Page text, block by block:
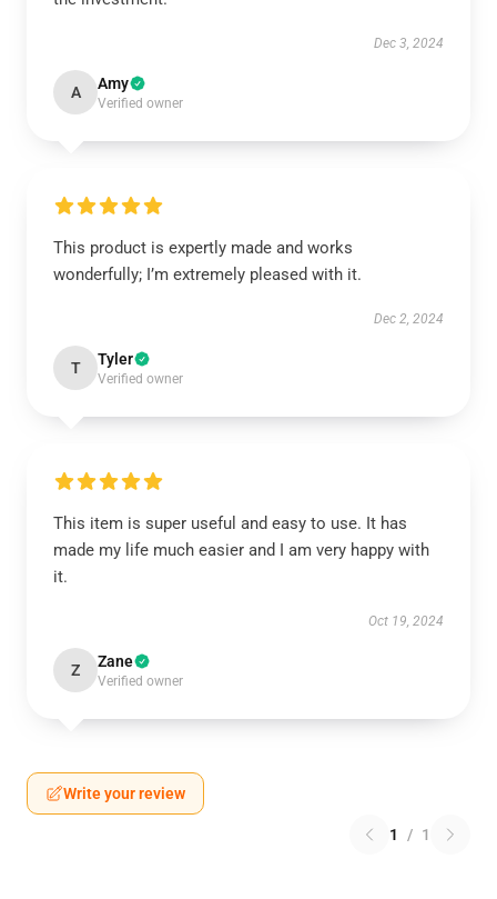
Dec 3, 2024
A Amy
Verified owner
This product is expertly made and works
wonderfully; I’m extremely pleased with it.
Dec 2, 2024
T Tyler
Verified owner
This item is super useful and easy to use. It has
made my life much easier and I am very happy with
it.
Oct 19, 2024
Z Zane
Verified owner
Write your review
1 / 1